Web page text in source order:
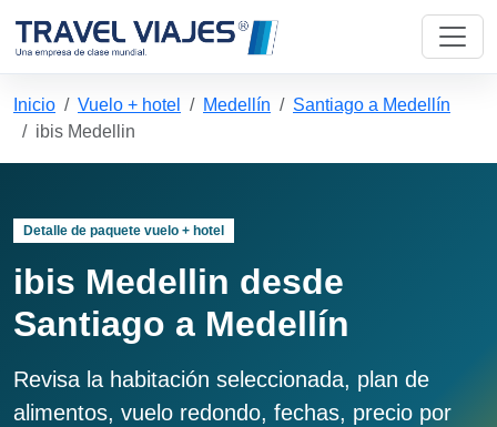
Inicio Vuelo + hotel Medellín
Santiago a Medellín
ibis Medellin
Detalle de paquete vuelo + hotel
ibis Medellin desde
Santiago a Medellín
Revisa la habitación seleccionada, plan de
alimentos, vuelo redondo, fechas, precio por